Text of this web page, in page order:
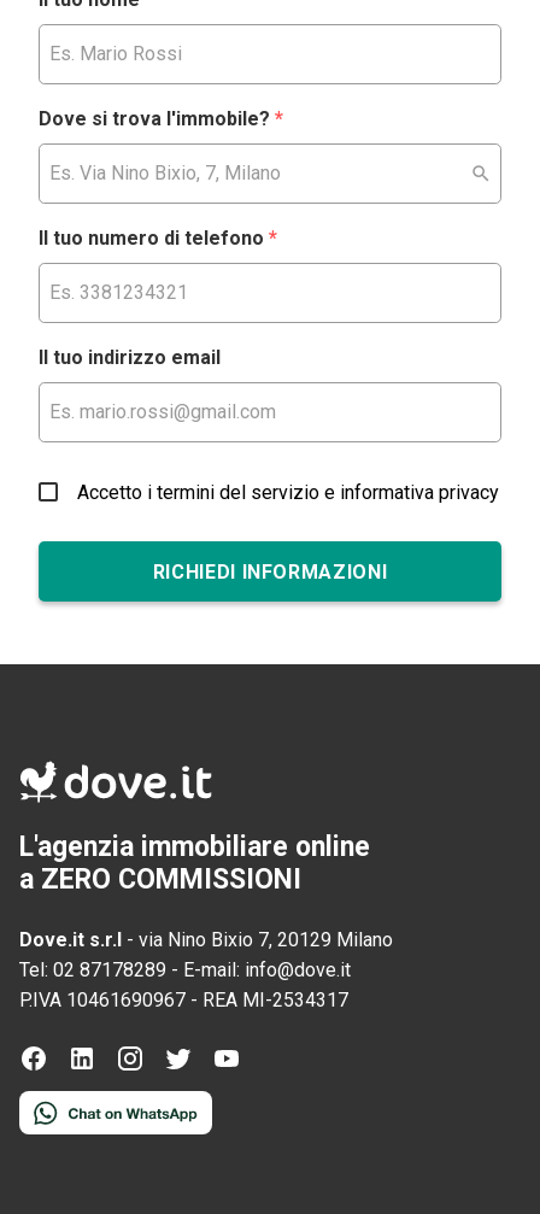
Dove si trova l'immobile? *
Il tuo numero di telefono *
Il tuo indirizzo email
Accetto i termini del servizio e informativa privacy
RICHIEDI INFORMAZIONI
L'agenzia immobiliare online
a ZERO COMMISSIONI
Dove.it s.r.l - via Nino Bixio 7, 20129 Milano
Tel: 02 87178289 - E-mail: info@dove.it
P.IVA 10461690967 - REA MI-2534317